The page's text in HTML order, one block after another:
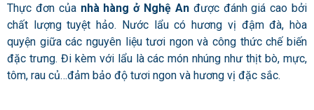
Thực đơn của nhà hàng ở Nghệ Anđược đánh giá cao bởi
chất lượng tuyệt hảo. Nước lẩu có hương vị đậm đà, hòa
quyện giữa các nguyên liệu tươi ngon và công thức chế biến
đặc trưng. Đi kèm với lẩu là các món nhúng như thịt bò, mực,
tôm, rau củ…đảm bảo độ tươi ngon và hương vị đặc sắc.